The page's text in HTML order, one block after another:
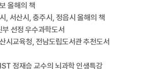
올해의 책
서산시, 충주시, 정읍시 올해의 책
선정 우수과학도서
교육청, 전남도립도서관 추천도서
정재승 교수의 뇌과학 인생특강